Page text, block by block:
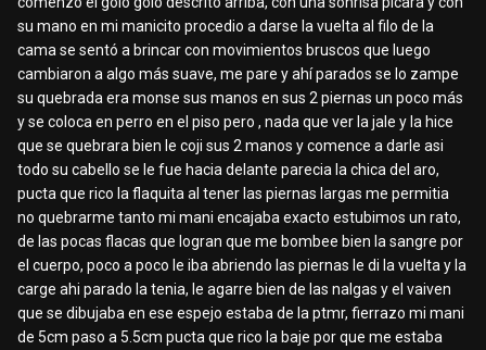
su mano en mi manicito procedio a darse la vuelta al filo de la
cama se sentó a brincar con movimientos bruscos que luego
cambiaron a algo más suave, me pare y ahí parados se lo zampe
su quebrada era monse sus manos en sus 2 piernas un poco más
y se coloca en perro en el piso pero , nada que ver la jale y la hice
que se quebrara bien le coji sus 2 manos y comence a darle asi
todo su cabello se le fue hacia delante parecia la chica del aro,
pucta que rico la flaquita al tener las piernas largas me permitia
no quebrarme tanto mi mani encajaba exacto estubimos un rato,
de las pocas flacas que logran que me bombee bien la sangre por
el cuerpo, poco a poco le iba abriendo las piernas le di la vuelta y la
carge ahi parado la tenia, le agarre bien de las nalgas y el vaiven
que se dibujaba en ese espejo estaba de la ptmr, fierrazo mi mani
de 5cm paso a 5.5cm pucta que rico la baje por que me estaba